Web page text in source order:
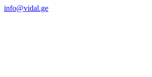
info@vidal.ge